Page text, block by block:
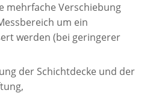
mehrfache Verschiebung
um ein
werden (bei geringerer
der Schichtdecke und der